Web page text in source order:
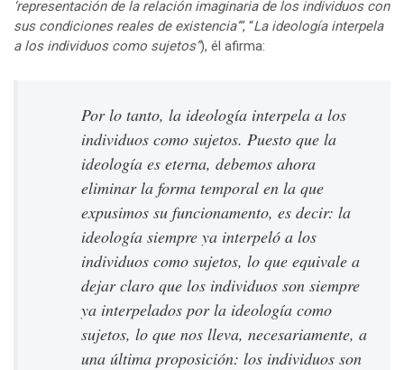
‘representación de la relación imaginaria de los individuos con
sus condiciones reales de existencia’”, “La ideología interpela
a los individuos como sujetos”), él afirma:
Por lo tanto, la ideología interpela a los
individuos como sujetos. Puesto que la
ideología es eterna, debemos ahora
eliminar la forma temporal en la que
expusimos su funcionamento, es decir: la
ideología siempre ya interpeló a los
individuos como sujetos, lo que equivale a
dejar claro que los individuos son siempre
ya interpelados por la ideología como
sujetos, lo que nos lleva, necesariamente, a
una última proposición: los individuos son